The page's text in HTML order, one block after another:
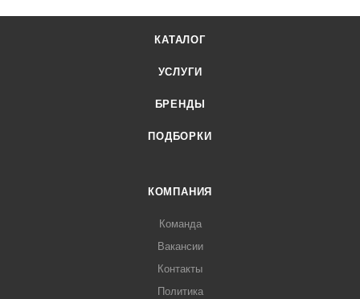
КАТАЛОГ
УСЛУГИ
БРЕНДЫ
ПОДБОРКИ
КОМПАНИЯ
Команда
Вакансии
Контакты
Политика